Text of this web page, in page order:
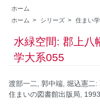
ホーム
ホーム > シリーズ > 住まい
水緑空間: 郡上八
学大系055
渡部一二, 郭中端, 堀込憲二:
住まいの図書館出版局,